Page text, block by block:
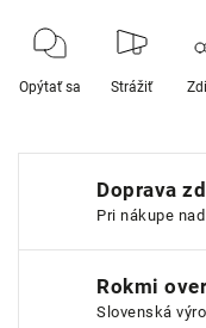
Opýtať sa Strážiť
Doprava
Pri nákupe
Rokmi
Slovenská